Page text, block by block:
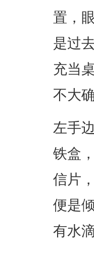
置，
是过
充当
不大
左手
铁盒
信片
便是
有水